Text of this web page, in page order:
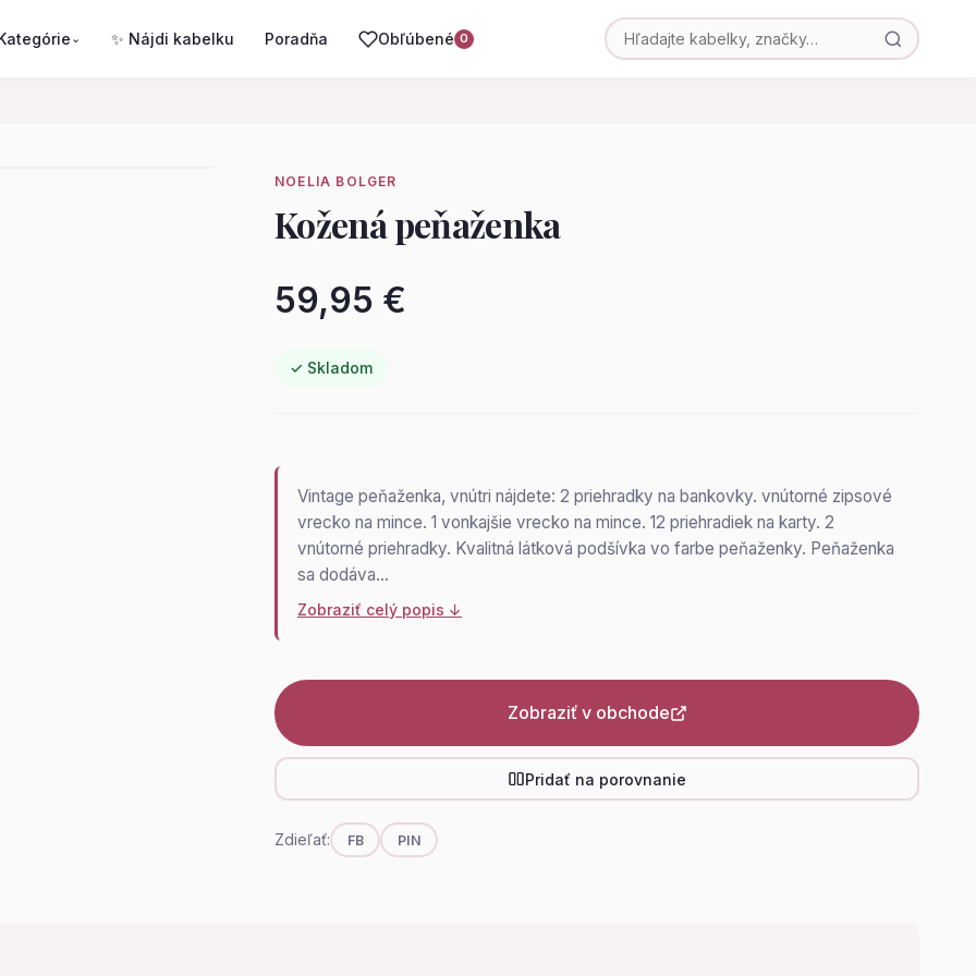
⌄ ✨ Nájdi kabelku Poradňa Obľúbené 0
NOELIA BOLGER
Kožená peňaženka
59,95 €
✓ Skladom
Vintage peňaženka, vnútri nájdete: 2 priehradky na bankovky. vnútorné zipsové
vrecko na mince. 1 vonkajšie vrecko na mince. 12 priehradiek na karty. 2
vnútorné priehradky. Kvalitná látková podšívka vo farbe peňaženky. Peňaženka
sa dodáva…
Zobraziť celý popis ↓
Zobraziť v obchode
Pridať na porovnanie
Zdieľať: FB PIN